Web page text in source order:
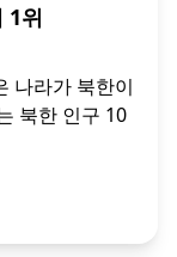
1위
나라가 북한이
북한 인구 10